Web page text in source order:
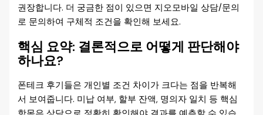
권장합니다. 더 궁금한 점이 있으면 지오모바일 상담/문의
로 문의하여 구체적 조건을 확인해 보세요.
핵심 요약: 결론적으로 어떻게 판단해야
하나요?
폰테크 후기들은 개인별 조건 차이가 크다는 점을 반복해
서 보여줍니다. 미납 여부, 할부 잔액, 명의자 일치 등 핵심